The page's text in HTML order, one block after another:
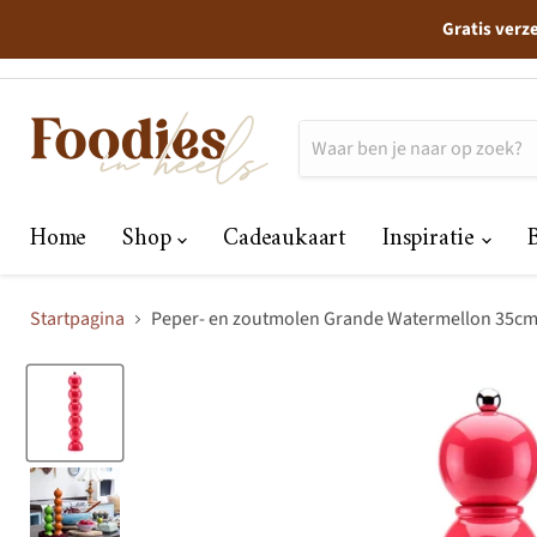
Gratis
Home Shop Cadeaukaart Inspiratie
Startpagina Peper- en zoutmolen Grande Watermellon 35cm